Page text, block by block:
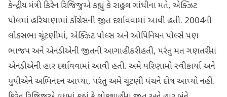
કેન્દ્રીય મંત્રી કિરેન રિજિજુએ કહ્યું કે રાહુલ ગાંધીના મતે, એક્ઝિટ
પોલમાં હરિયાણામાં કોંગ્રેસની જીત દર્શાવવામાં આવી હતી. 2004ની
લોકસભા ચૂંટણીમાં, એક્ઝિટ પોલ્સ અને ઓપિનિયન પોલ્સે પણ
ભાજપ અને એનડીએની જીતની આગાહી કરી હતી, પરંતુ મત ગણતરીમાં
એનડીએની હાર દર્શાવવામાં આવી હતી. અમે પરિણામો સ્વીકાર્યા અને
યુપીએને અભિનંદન આપ્યા, પરંતુ અમે ચૂંટણી પંચને દોષ આપ્યો નહીં.